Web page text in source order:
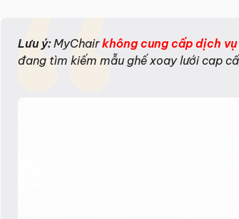
Lưu ý:MyChairkhông cung cấp dịch
đang tìm kiếm mẫu ghế xoay lưới cap